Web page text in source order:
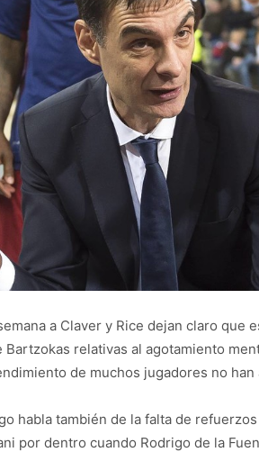
a Claver y Rice dejan claro que
Bartzokas relativas al agotamiento
de muchos jugadores no han
habla también de la falta de
por dentro cuando Rodrigo de la